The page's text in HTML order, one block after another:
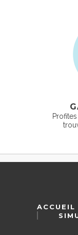
ACCUEIL